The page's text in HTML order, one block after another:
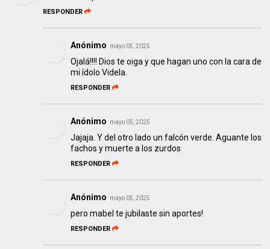
RESPONDER
Anónimo mayo 05, 2025
Ojalá!!!! Dios te oiga y que hagan uno con la cara de
mi ídolo Videla.
RESPONDER
Anónimo mayo 05, 2025
Jajaja. Y del otro lado un falcón verde. Aguante los
fachos y muerte a los zurdos
RESPONDER
Anónimo mayo 05, 2025
pero mabel te jubilaste sin aportes!
RESPONDER